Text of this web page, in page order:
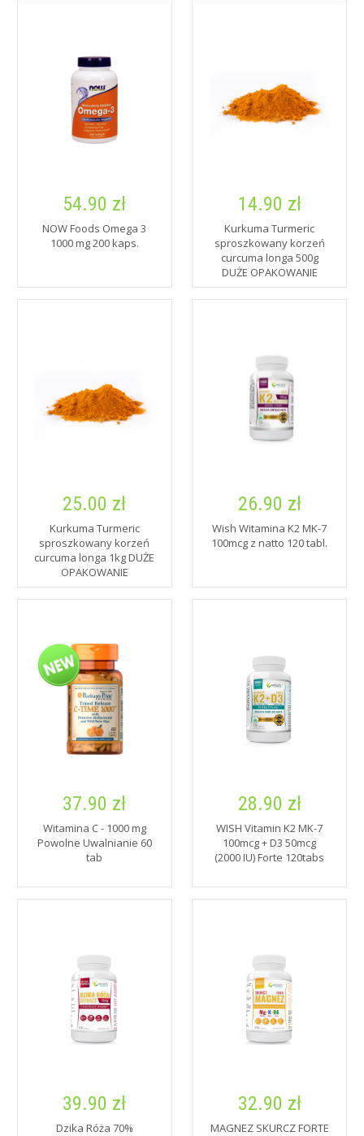
54.90 zł
NOW Foods Omega 3
1000 mg 200 kaps.
14.90 zł
Kurkuma Turmeric
sproszkowany korzeń
curcuma longa 500g
DUŻE OPAKOWANIE
25.00 zł
Kurkuma Turmeric
sproszkowany korzeń
curcuma longa 1kg DUŻE
OPAKOWANIE
26.90 zł
Wish Witamina K2 MK-7
100mcg z natto 120 tabl.
37.90 zł
Witamina C - 1000 mg
Powolne Uwalnianie 60
tab
28.90 zł
WISH Vitamin K2 MK-7
100mcg + D3 50mcg
(2000 IU) Forte 120tabs
39.90 zł
Dzika Róża 70%
32.90 zł
MAGNEZ SKURCZ FORTE